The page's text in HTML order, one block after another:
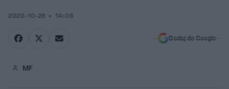
2020-10-28 14:06
Dodaj do Google
MF